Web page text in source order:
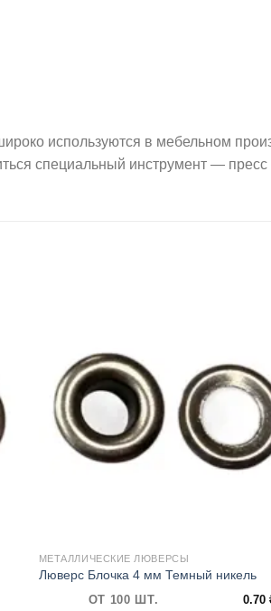
используются в мебельном
специальный инструмент — пресс
МЕТАЛЛИЧЕСКИЕ ЛЮВЕРСЫ
Люверс Блочка 4 мм Темный никель
ОТ 100 ШТ. 0.70